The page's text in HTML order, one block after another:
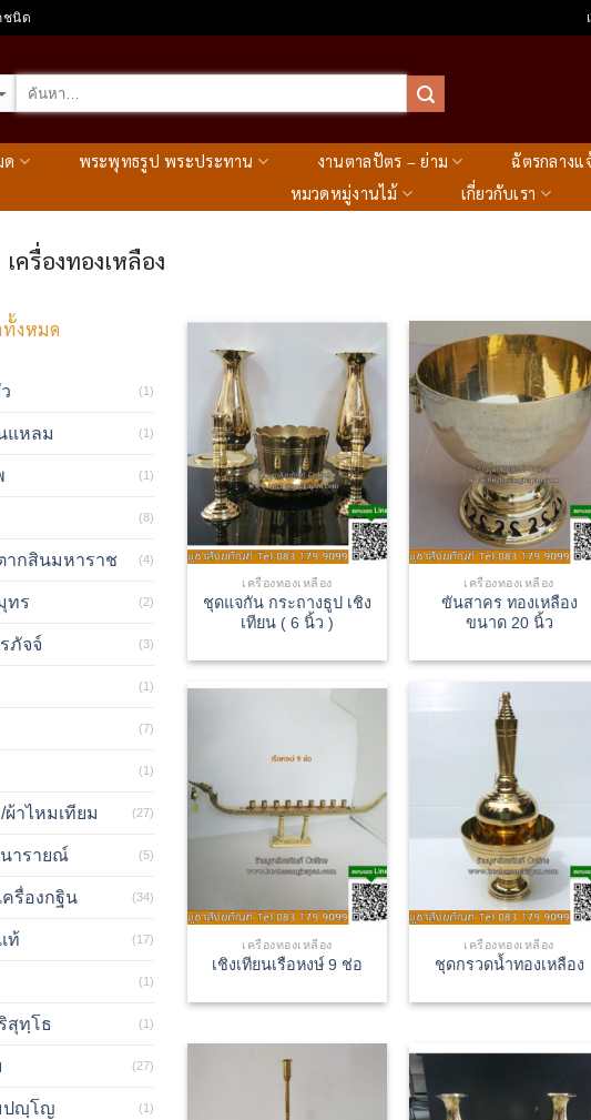
ชนิด
ด พระพุทธรูป พระประทาน งานตาลปัตร – ย่าม ฉัตรกลางแ
หมวดหมู่งานไม้
เกี่ยวกับเรา
เครื่องทองเหลือง
งหมด
(1)
แหลม (1)
(1)
(8)
ากสินมหาราช (4)
ทร (2)
ภัจจ์ (3)
(1)
(7)
(1)
าไหมเทียม (27)
ารายณ์ (5)
ครื่องกฐิน (34)
ท้ (17)
(1)
สุทฺโธ (1)
(27)
ปญฺโญ (1)
เครื่องทองเหลือง
ชุดแจกัน กระถางธูป เชิง
เทียน ( 6 นิ้ว )
เครื่องทองเหลือง
ขันสาคร ทองเหลือง
ขนาด 20 นิ้ว
เครื่องทองเหลือง
เชิงเทียนเรือหงษ์ 9 ช่อ
เครื่องทองเหลือง
ชุดกรวดน้ำทองเหลือง